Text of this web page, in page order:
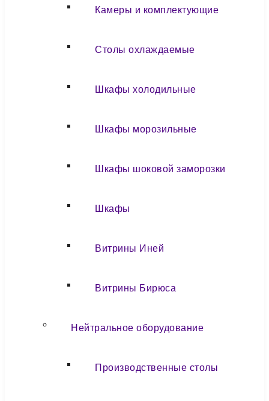
Камеры и комплектующие
Столы охлаждаемые
Шкафы холодильные
Шкафы морозильные
Шкафы шоковой заморозки
Шкафы
Витрины Иней
Витрины Бирюса
Нейтральное оборудование
Производственные столы